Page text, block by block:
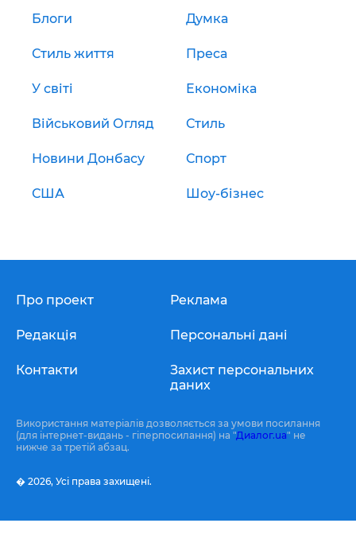
Блоги Думка
Стиль життя Преса
У світі Економіка
Військовий Огляд Стиль
Новини Донбасу Спорт
США Шоу-бізнес
Про проект
Редакція
Контакти
Реклама
Персональні дані
Захист персональних
даних
Використання матеріалів дозволяється за умови посилання
(для інтернет-видань - гіперпосилання) на "Диалог.ua" не
нижче за третій абзац.
� 2026, Усі права захищені.